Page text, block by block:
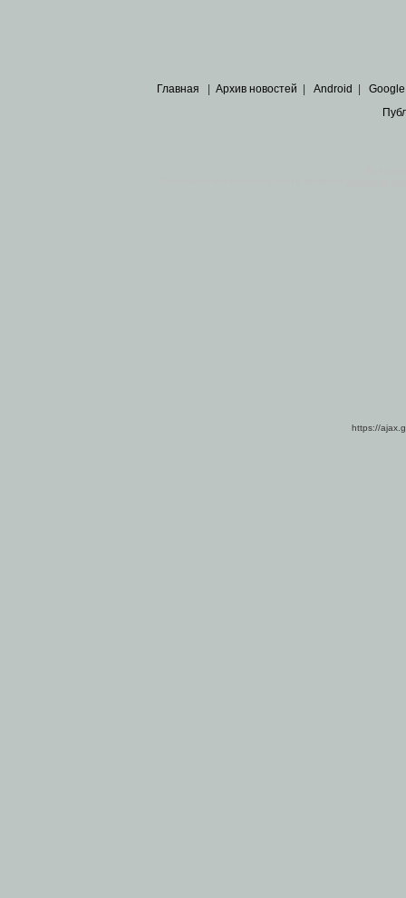
Главная Архив новостей Android Google
https://